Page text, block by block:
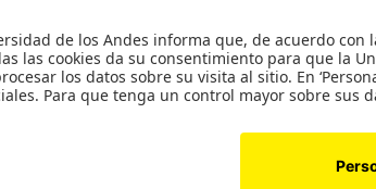
Mineducación | Reconocimiento como
de mayo de 1964 | Reconocimiento personería
febrero de 1949 Minjusticia